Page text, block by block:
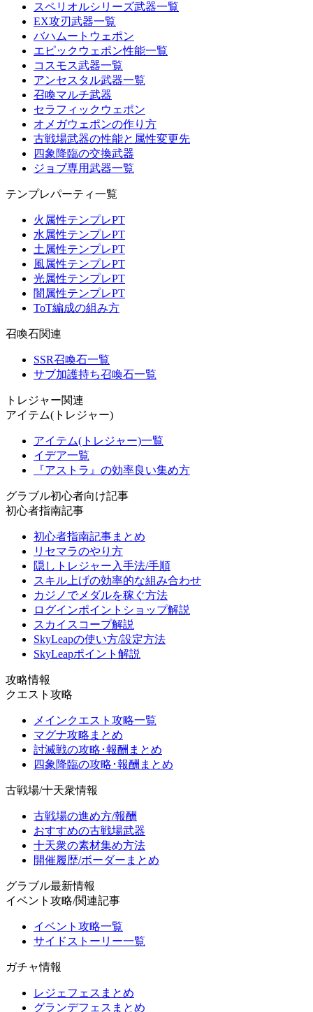
スペリオルシリーズ武器一覧
EX攻刃武器一覧
バハムートウェポン
エピックウェポン性能一覧
コスモス武器一覧
アンセスタル武器一覧
召喚マルチ武器
セラフィックウェポン
オメガウェポンの作り方
古戦場武器の性能と属性変更先
四象降臨の交換武器
ジョブ専用武器一覧
テンプレパーティ一覧
火属性テンプレPT
水属性テンプレPT
土属性テンプレPT
風属性テンプレPT
光属性テンプレPT
闇属性テンプレPT
ToT編成の組み方
召喚石関連
SSR召喚石一覧
サブ加護持ち召喚石一覧
トレジャー関連
アイテム(トレジャー)
アイテム(トレジャー)一覧
イデア一覧
『アストラ』の効率良い集め方
グラブル初心者向け記事
初心者指南記事
初心者指南記事まとめ
リセマラのやり方
隠しトレジャー入手法/手順
スキル上げの効率的な組み合わせ
カジノでメダルを稼ぐ方法
ログインポイントショップ解説
スカイスコープ解説
SkyLeapの使い方/設定方法
SkyLeapポイント解説
攻略情報
クエスト攻略
メインクエスト攻略一覧
マグナ攻略まとめ
討滅戦の攻略･報酬まとめ
四象降臨の攻略･報酬まとめ
古戦場/十天衆情報
古戦場の進め方/報酬
おすすめの古戦場武器
十天衆の素材集め方法
開催履歴/ボーダーまとめ
グラブル最新情報
イベント攻略/関連記事
イベント攻略一覧
サイドストーリー一覧
ガチャ情報
レジェフェスまとめ
グランデフェスまとめ